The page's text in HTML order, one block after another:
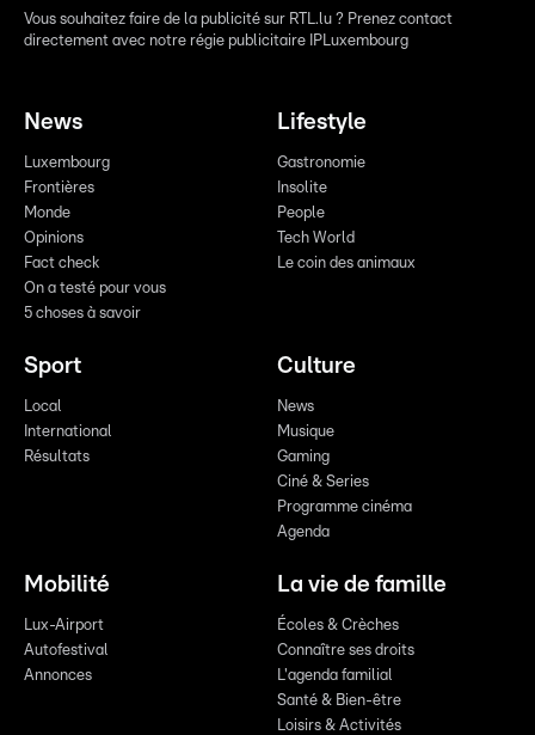
Vous souhaitez faire de la publicité sur RTL.lu ? Prenez contact
directement avec notre régie publicitaire IPLuxembourg
News
Luxembourg
Frontières
Monde
Opinions
Fact check
On a testé pour vous
5 choses à savoir
Lifestyle
Gastronomie
Insolite
People
Tech World
Le coin des animaux
Sport
Local
International
Résultats
Culture
News
Musique
Gaming
Ciné & Series
Programme cinéma
Agenda
Mobilité
Lux-Airport
Autofestival
Annonces
La vie de famille
Écoles & Crèches
Connaître ses droits
L'agenda familial
Santé & Bien-être
Loisirs & Activités